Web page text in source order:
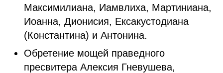
Максимилиана, Иамвлиха, Мартиниана,
Иоанна, Дионисия, Ексакустодиана
(Константина) и Антонина.
Обретение мощей праведного
пресвитера Алексия Гневушева,